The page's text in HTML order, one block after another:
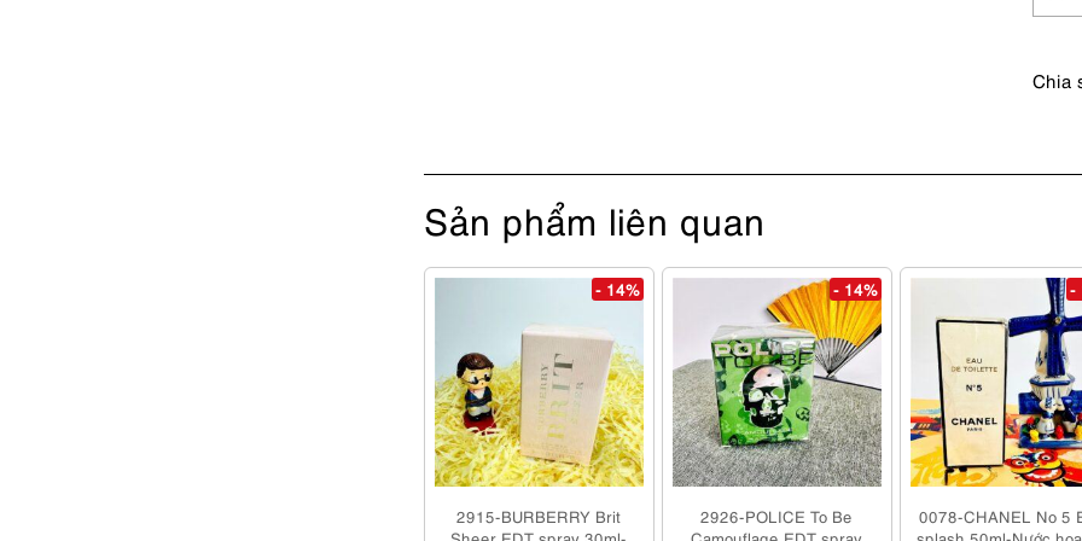
lượng
Chia
Sản phẩm liên quan
- 14%
2915-BURBERRY Brit
- 14%
2926-POLICE To Be
-
0078-CHANEL No 5